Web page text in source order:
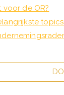
voor de OR?